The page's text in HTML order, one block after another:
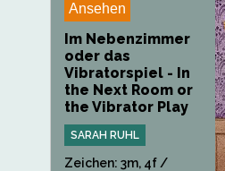
Ansehen
Im Nebenzimmer
oder das
Vibratorspiel - In
the Next Room or
the Vibrator Play
SARAH RUHL
Zeichen: 3m, 4f /